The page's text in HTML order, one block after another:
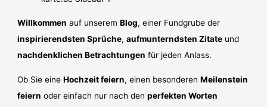
Willkommen auf unseremBlog, einer Fundgrube der
inspirierendsten Sprüche,aufmunterndsten Zitate und
nachdenklichen Betrachtungen für jeden Anlass.
Ob Sie eineHochzeit feiern, einen besonderenMeilenstein
feiern oder einfach nur nach denperfekten Worten